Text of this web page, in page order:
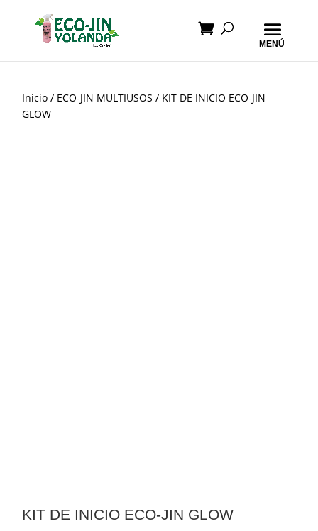
Inicio / ECO-JIN MULTIUSOS / KIT DE INICIO ECO-JIN
GLOW
KIT DE INICIO ECO-JIN GLOW